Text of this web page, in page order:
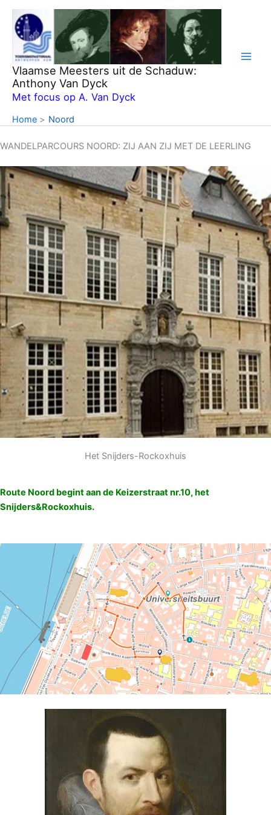
naar
inhoud
Vlaamse Meesters uit de Schaduw:
Anthony Van Dyck
Met focus op A. Van Dyck
Home Noord
WANDELPARCOURS NOORD: ZIJ AAN ZIJ MET DE LEERLING
Het Snijders-Rockoxhuis
Route Noord begint aan de Keizerstraat nr.10, het
Snijders&Rockoxhuis.